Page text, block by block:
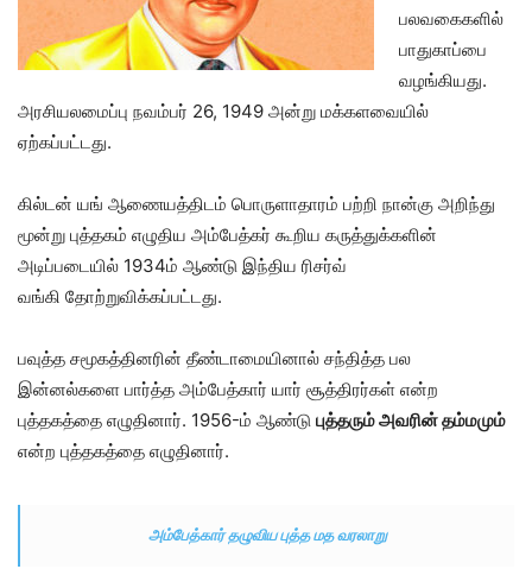
பலவகைகளில்
பாதுகாப்பை
வழங்கியது.
அரசியலமைப்பு நவம்பர் 26, 1949 அன்று மக்களவையில்
ஏற்கப்பட்டது.
கில்டன் யங் ஆணையத்திடம் பொருளாதாரம் பற்றி நான்கு அறிந்து
மூன்று புத்தகம் எழுதிய அம்பேத்கர் கூறிய கருத்துக்களின்
அடிப்படையில் 1934ம் ஆண்டு இந்திய ரிசர்வ்
வங்கி தோற்றுவிக்கப்பட்டது.
பவுத்த சமூகத்தினரின் தீண்டாமையினால் சந்தித்த பல
இன்னல்களை பார்த்த அம்பேத்கார் யார் சூத்திரர்கள் என்ற
புத்தகத்தை எழுதினார். 1956-ம் ஆண்டு புத்தரும் அவரின் தம்மமும்
என்ற புத்தகத்தை எழுதினார்.
அம்பேத்கார் தழுவிய புத்த மத வரலாறு